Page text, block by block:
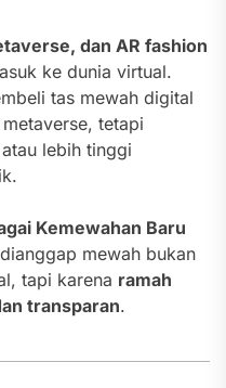
dan AR fashion
ke dunia virtual.
tas mewah digital
tetapi
lebih tinggi
Kemewahan Baru
mewah bukan
tapi karena ramah
transparan.